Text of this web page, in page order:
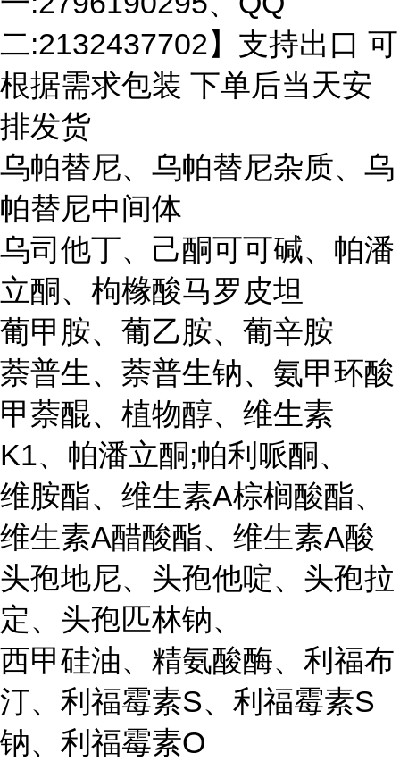
二:2132437702】支持出口 可
根据需求包装 下单后当天安
排发货
乌帕替尼、乌帕替尼杂质、乌
帕替尼中间体
乌司他丁、己酮可可碱、帕潘
立酮、枸橼酸马罗皮坦
葡甲胺、葡乙胺、葡辛胺
萘普生、萘普生钠、氨甲环酸
甲萘醌、植物醇、维生素
K1、帕潘立酮;帕利哌酮、
维胺酯、维生素A棕榈酸酯、
维生素A醋酸酯、维生素A酸
头孢地尼、头孢他啶、头孢拉
定、头孢匹林钠、
西甲硅油、精氨酸酶、利福布
汀、利福霉素S、利福霉素S
钠、利福霉素O